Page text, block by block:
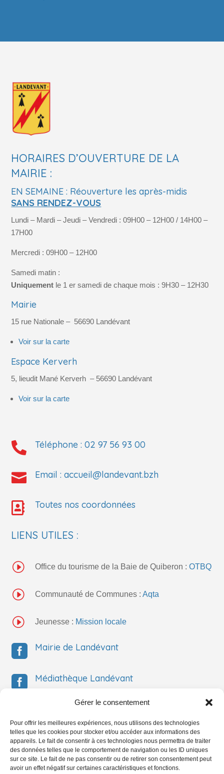
Gérer le consentement
Pour offrir les meilleures expériences, nous utilisons des technologies
telles que les cookies pour stocker et/ou accéder aux informations des
appareils. Le fait de consentir à ces technologies nous permettra de traiter
des données telles que le comportement de navigation ou les ID uniques
sur ce site. Le fait de ne pas consentir ou de retirer son consentement peut
avoir un effet négatif sur certaines caractéristiques et fonctions.
HORAIRES D’OUVERTURE DE LA
MAIRIE :
EN SEMAINE : Réouverture les après-midis
SANS RENDEZ-VOUS
Lundi – Mardi – Jeudi – Vendredi : 09H00 – 12H00 / 14H00 –
17H00
Mercredi : 09H00 – 12H00
Samedi matin :
Uniquement le 1 er samedi de chaque mois : 9H30 – 12H30
Mairie
15 rue Nationale – 56690 Landévant
Voir sur la carte
Espace Kerverh
5, lieudit Mané Kerverh – 56690 Landévant
Voir sur la carte
 Téléphone : 02 97 56 93 00
 Email : accueil@landevant.bzh
 Toutes nos coordonnées
LIENS UTILES :
I Office du tourisme de la Baie de Quiberon : OTBQ
I Communauté de Communes : Aqta
I Jeunesse : Mission locale
 Mairie de Landévant
 Médiathèque Landévant
 Service Jeunesse
Service Jeunesse